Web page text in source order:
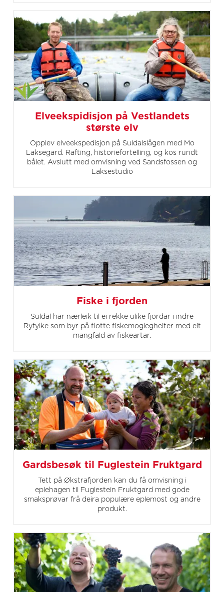
Elveekspidisjon på Vestlandets
største elv
Opplev elveekspedisjon på Suldalslågen med Mo
Laksegard. Rafting, historiefortelling, og kos rundt
bålet. Avslutt med omvisning ved Sandsfossen og
Laksestudio
Fiske i fjorden
Suldal har nærleik til ei rekke ulike fjordar i indre
Ryfylke som byr på flotte fiskemoglegheiter med eit
mangfald av fiskeartar.
Gardsbesøk til Fuglestein Fruktgard
Tett på Økstrafjorden kan du få omvisning i
eplehagen til Fuglestein Fruktgard med gode
smaksprøvar frå deira populære eplemost og andre
produkt.